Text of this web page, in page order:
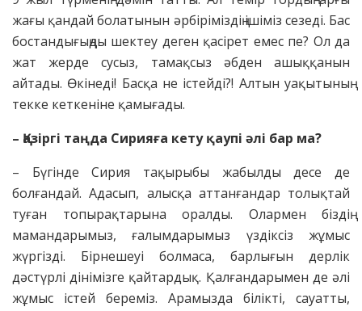
жағы қандай болатынын әрбіріміздің ішіміз сезеді. Бас
бостандығыңды шектеу деген қасірет емес пе? Ол да
жат жерде сусыз, тамақсыз әбден ашыққанын
айтады. Өкінеді! Басқа не істейді?! Алтын уақытының
текке кеткеніне қамығады.
– Қазіргі таңда Сирияға кету қаупі әлі бар ма?
– Бүгінде Сирия тақырыбы жабылды десе де
болғандай. Адасып, алысқа аттанғандар толықтай
туған топырақтарына оралды. Олармен біздің
мамандарымыз, ғалымдарымыз үздіксіз жұмыс
жүргізді. Бірнешеуі болмаса, барлығын дерлік
дәстүрлі дінімізге қайтардық. Қалғандарымен де әлі
жұмыс істей береміз. Арамызда білікті, сауатты,